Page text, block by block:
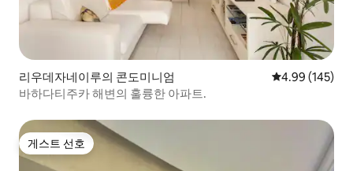
리우데자네이루의 콘도미니엄 평점 4.99점(5
4.99 (145)
바하다티주카 해변의 훌륭한 아파트.
게스트 선호
게스트 선호